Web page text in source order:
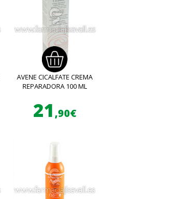
AVENE CICALFATE CREMA
REPARADORA 100 ML
21 ,90€